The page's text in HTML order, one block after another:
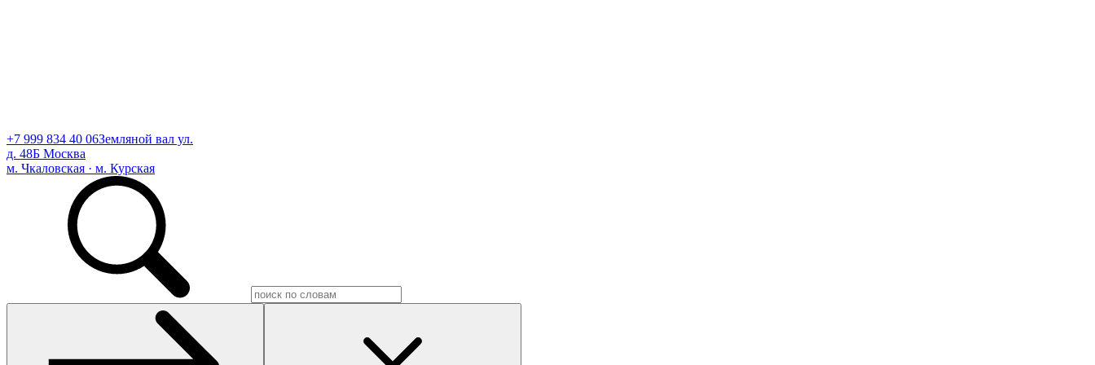
+7 999 834 40 06Земляной вал ул.
д. 48Б Москва
м. Чкаловская · м. Курская